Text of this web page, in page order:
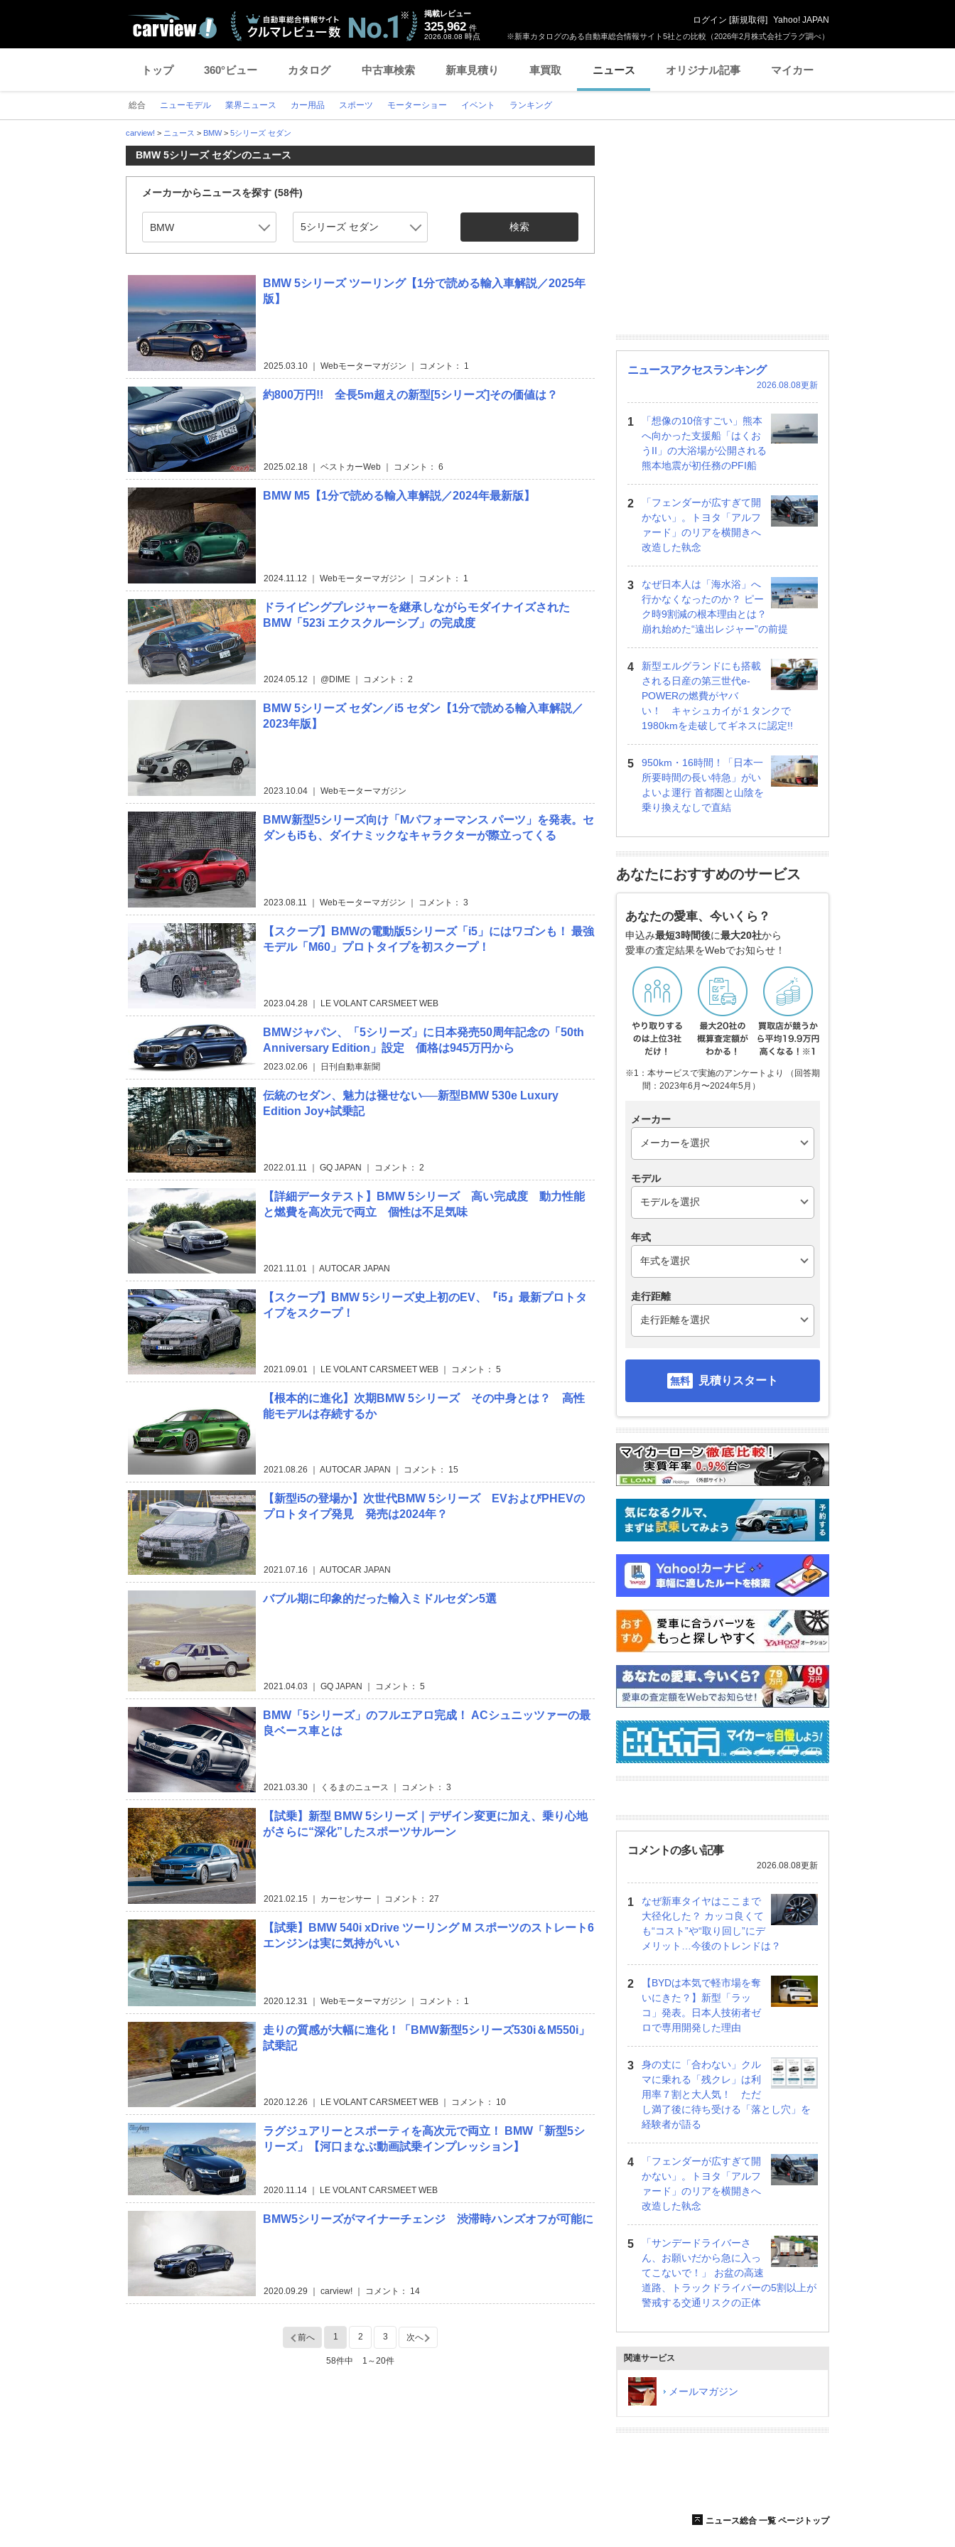
※新車カタログのある自動車総合情報サイト5社との比較（2026年2月株式会社プラグ調べ）
掲載レビュー
325,962 件
2026.08.08 時点
ログイン [新規取得] Yahoo! JAPAN
トップ 360°ビュー カタログ 中古車検索 新車見積り 車買取 ニュース オリジナル記事 マイカー
総合 ニューモデル 業界ニュース カー用品 スポーツ モーターショー イベント ランキング
carview! > ニュース > BMW > 5シリーズ セダン
BMW 5シリーズ セダンのニュース
メーカーからニュースを探す (58件)
検索
BMW 5シリーズ ツーリング【1分で読める輸入車解説／2025年
版】
2025.03.10 ｜ Webモーターマガジン ｜ コメント： 1
約800万円!! 全長5m超えの新型[5シリーズ]その価値は？
2025.02.18 ｜ ベストカーWeb ｜ コメント： 6
BMW M5【1分で読める輸入車解説／2024年最新版】
2024.11.12 ｜ Webモーターマガジン ｜ コメント： 1
ドライビングプレジャーを継承しながらモダイナイズされた
BMW「523i エクスクルーシブ」の完成度
2024.05.12 ｜ @DIME ｜ コメント： 2
BMW 5シリーズ セダン／i5 セダン【1分で読める輸入車解説／
2023年版】
2023.10.04 ｜ Webモーターマガジン
BMW新型5シリーズ向け「Mパフォーマンス パーツ」を発表。セ
ダンもi5も、ダイナミックなキャラクターが際立ってくる
2023.08.11 ｜ Webモーターマガジン ｜ コメント： 3
【スクープ】BMWの電動版5シリーズ「i5」にはワゴンも！ 最強
モデル「M60」プロトタイプを初スクープ！
2023.04.28 ｜ LE VOLANT CARSMEET WEB
BMWジャパン、「5シリーズ」に日本発売50周年記念の「50th
Anniversary Edition」設定 価格は945万円から
2023.02.06 ｜ 日刊自動車新聞
伝統のセダン、魅力は褪せない──新型BMW 530e Luxury
Edition Joy+試乗記
2022.01.11 ｜ GQ JAPAN ｜ コメント： 2
【詳細データテスト】BMW 5シリーズ 高い完成度 動力性能
と燃費を高次元で両立 個性は不足気味
2021.11.01 ｜ AUTOCAR JAPAN
【スクープ】BMW 5シリーズ史上初のEV、『i5』最新プロトタ
イプをスクープ！
2021.09.01 ｜ LE VOLANT CARSMEET WEB ｜ コメント： 5
【根本的に進化】次期BMW 5シリーズ その中身とは？ 高性
能モデルは存続するか
2021.08.26 ｜ AUTOCAR JAPAN ｜ コメント： 15
【新型i5の登場か】次世代BMW 5シリーズ EVおよびPHEVの
プロトタイプ発見 発売は2024年？
2021.07.16 ｜ AUTOCAR JAPAN
バブル期に印象的だった輸入ミドルセダン5選
2021.04.03 ｜ GQ JAPAN ｜ コメント： 5
BMW「5シリーズ」のフルエアロ完成！ ACシュニッツァーの最
良ベース車とは
2021.03.30 ｜ くるまのニュース ｜ コメント： 3
【試乗】新型 BMW 5シリーズ｜デザイン変更に加え、乗り心地
がさらに“深化”したスポーツサルーン
2021.02.15 ｜ カーセンサー ｜ コメント： 27
【試乗】BMW 540i xDrive ツーリング M スポーツのストレート6
エンジンは実に気持がいい
2020.12.31 ｜ Webモーターマガジン ｜ コメント： 1
走りの質感が大幅に進化！「BMW新型5シリーズ530i＆M550i」
試乗記
2020.12.26 ｜ LE VOLANT CARSMEET WEB ｜ コメント： 10
ラグジュアリーとスポーティを高次元で両立！ BMW「新型5シ
リーズ」【河口まなぶ動画試乗インプレッション】
2020.11.14 ｜ LE VOLANT CARSMEET WEB
BMW5シリーズがマイナーチェンジ 渋滞時ハンズオフが可能に
2020.09.29 ｜ carview! ｜ コメント： 14
前へ 1 2 3 次へ
58件中 1～20件
ニュースアクセスランキング
2026.08.08更新
「想像の10倍すごい」熊本
へ向かった支援船「はくお
うII」の大浴場が公開される
熊本地震が初任務のPFI船
「フェンダーが広すぎて開
かない」。トヨタ「アルフ
ァード」のリアを横開きへ
改造した執念
なぜ日本人は「海水浴」へ
行かなくなったのか？ ピー
ク時9割減の根本理由とは？
崩れ始めた“遠出レジャー”の前提
新型エルグランドにも搭載
される日産の第三世代e-
POWERの燃費がヤバ
い！ キャシュカイが１タンクで
1980kmを走破してギネスに認定!!
950km・16時間！「日本一
所要時間の長い特急」がい
よいよ運行 首都圏と山陰を
乗り換えなしで直結
あなたにおすすめのサービス
あなたの愛車、今いくら？
申込み最短3時間後に最大20社から
愛車の査定結果をWebでお知らせ！
※1：本サービスで実施のアンケートより （回答期
間：2023年6月〜2024年5月）
メーカー
モデル
年式
走行距離
見積りスタート
コメントの多い記事
2026.08.08更新
なぜ新車タイヤはここまで
大径化した？ カッコ良くて
も“コスト”や“取り回し”にデ
メリット…今後のトレンドは？
【BYDは本気で軽市場を奪
いにきた？】新型「ラッ
コ」発表。日本人技術者ゼ
ロで専用開発した理由
身の丈に「合わない」クル
マに乗れる「残クレ」は利
用率７割と大人気！ ただ
し満了後に待ち受ける「落とし穴」を
経験者が語る
「フェンダーが広すぎて開
かない」。トヨタ「アルフ
ァード」のリアを横開きへ
改造した執念
「サンデードライバーさ
ん、お願いだから急に入っ
てこないで！」 お盆の高速
道路、トラックドライバーの5割以上が
警戒する交通リスクの正体
関連サービス
メールマガジン
ニュース総合 一覧 ページトップ